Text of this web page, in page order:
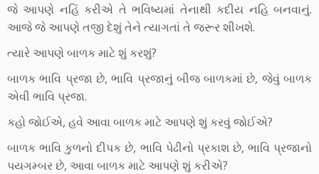
જે આપણે નહિં કરીએ તે ભવિષ્યમાં તેનાથી કદીય નહિ બનવાનું.
આજે જે આપણે તજી દેશું તેને ત્યાગતાં તે જરૂર શીખશે.
ત્યારે આપણે બાળક માટે શું કરશું?
બાળક ભાવિ પ્રજા છે, ભાવિ પ્રજાનું બીજ બાળકમાં છે, જેવું બાળક
એવી ભાવિ પ્રજા.
કહો જોઈએ, હવે આવા બાળક માટે આપણે શું કરવું જોઈએ?
બાળક ભાવિ કુળનો દીપક છે, ભાવિ પેઢીનો પ્રકાશ છે, ભાવિ પ્રજાનો
પયગમ્બર છે, આવા બાળક માટે આપણે શું કરીએ?